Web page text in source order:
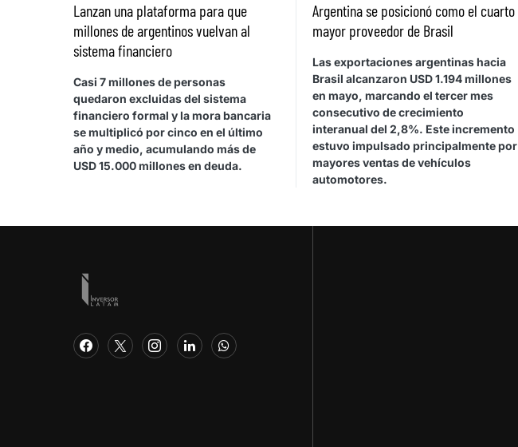
Lanzan una plataforma para que
millones de argentinos vuelvan al
sistema financiero
Casi 7 millones de personas
quedaron excluidas del sistema
financiero formal y la mora bancaria
se multiplicó por cinco en el último
año y medio, acumulando más de
USD 15.000 millones en deuda.
Argentina se posicionó como el cuarto
mayor proveedor de Brasil
Las exportaciones argentinas hacia
Brasil alcanzaron USD 1.194 millones
en mayo, marcando el tercer mes
consecutivo de crecimiento
interanual del 2,8%. Este incremento
estuvo impulsado principalmente por
mayores ventas de vehículos
automotores.